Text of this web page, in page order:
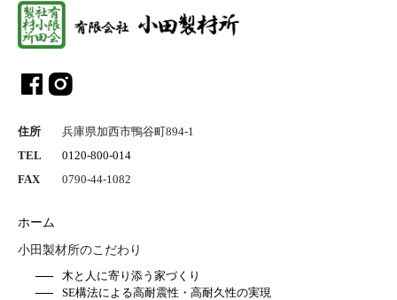
住所
兵庫県加西市鴨谷町894-1
TEL
0120-800-014
FAX
0790-44-1082
ホーム
小田製材所のこだわり
木と人に寄り添う家づくり
SE構法による高耐震性・高耐久性の実現